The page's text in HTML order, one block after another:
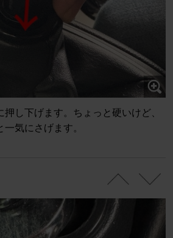
し下げます。ちょっと硬いけど、
気にさげます。